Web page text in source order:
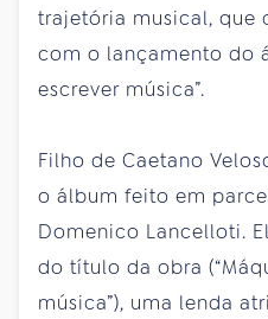
trajetória musical, que
com o lançamento do
escrever música”.
Filho de Caetano
o álbum feito em
Domenico Lancelloti.
do título da obra
música”), uma lenda